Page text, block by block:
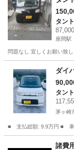
タント
座間駅
問題なし 宜しくお願い致
座
ダイ
タント
茅ヶ崎
■ 支払総額: 9.9万円 ■
茅ヶ崎市諸費